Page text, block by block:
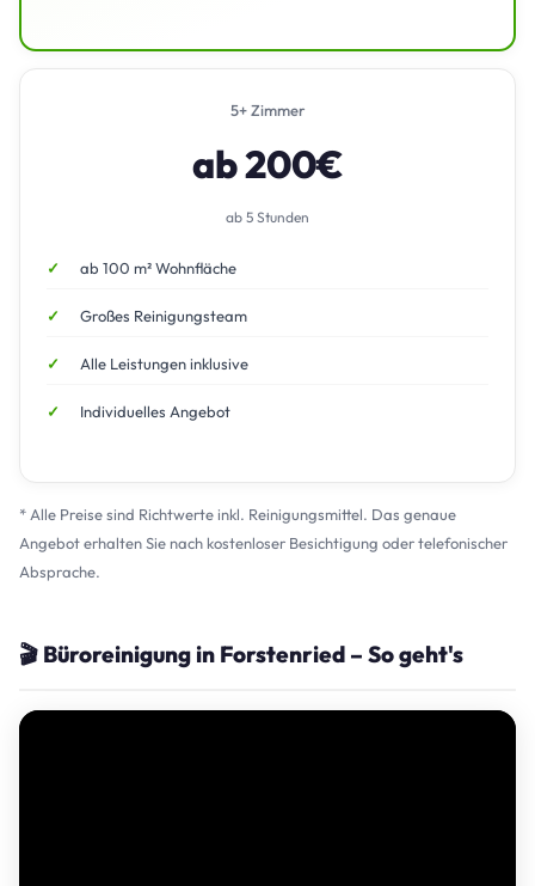
5+ Zimmer
ab 200€
ab 5 Stunden
ab 100 m² Wohnfläche
Großes Reinigungsteam
Alle Leistungen inklusive
Individuelles Angebot
* Alle Preise sind Richtwerte inkl. Reinigungsmittel. Das genaue
Angebot erhalten Sie nach kostenloser Besichtigung oder telefonischer
Absprache.
🎬 Büroreinigung in Forstenried – So geht's